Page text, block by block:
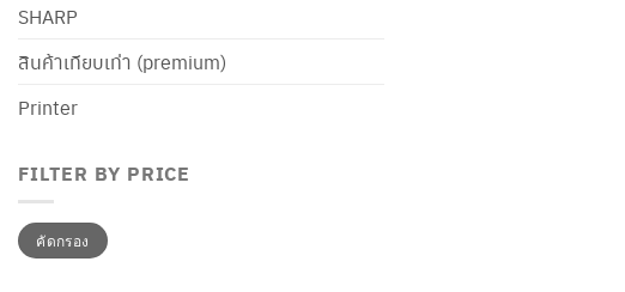
SHARP
สินค้าเทียบเท่า (premium)
Printer
FILTER BY PRICE
ราคา
ต่ำ
สุด
ราคา
สูงสุดคัดกรอง